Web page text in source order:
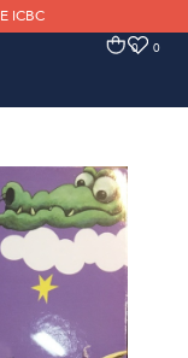
ICBC
0 0